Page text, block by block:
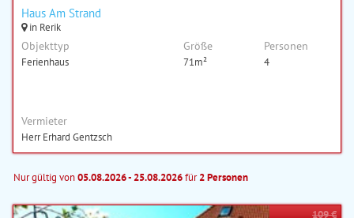
Haus Am Strand
in Rerik
Objekttyp
Ferienhaus
Größe
71m²
Personen
4
Vermieter
Herr Erhard Gentzsch
Nur gültig von05.08.2026 - 25.08.2026für2 Personen
109 €